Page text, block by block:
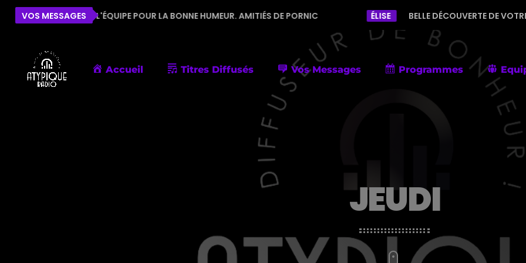
VOS MESSAGES
À TOUTE L'ÉQUIPE POUR LA BONNE HUMEUR. AMITIÉS DE PORNIC BELLE DÉCOUVERTE DE VOTRE RADIO
Accueil Titres Diffusés Vos Messages Programmes
JEUDI